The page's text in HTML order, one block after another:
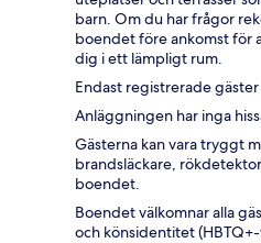
barn. Om du har frågor
boendet före ankomst för
dig i ett lämpligt rum.
Endast registrerade
Anläggningen har inga
Gästerna kan vara tryggt
brandsläckare,
boendet.
Boendet välkomnar alla
och könsidentitet